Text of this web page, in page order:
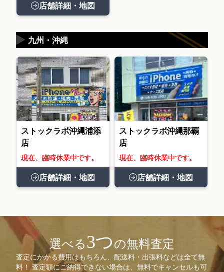
店舗詳細・地図
九州・沖縄
▶
ストックラボ沖縄浦添
店
現在、臨時休業中です。
店舗詳細・地図
ストックラボ沖縄那覇
店
現在、臨時休業中です。
店舗詳細・地図
選べる3つの無料査定
査定にかかる費用はもちろん、配送料・出張料などは全て無
料！ 査定額にご納得できない場合は、無料でキャンセルも可